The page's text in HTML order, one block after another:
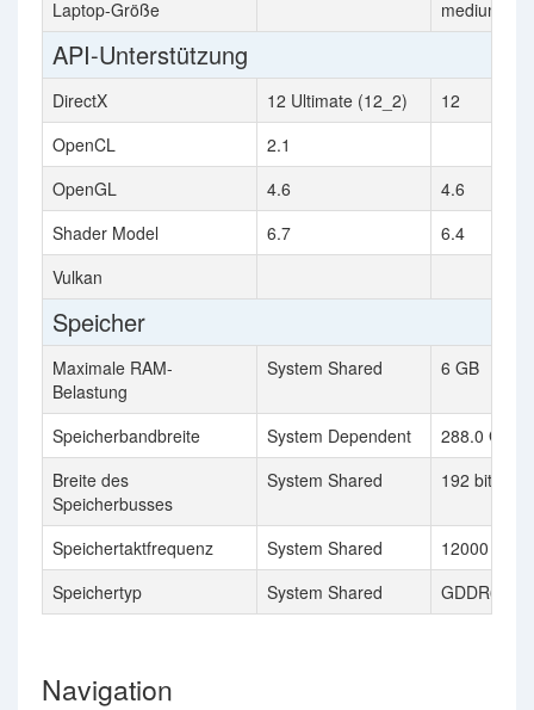
Laptop-Größe medium
API-Unterstützung
DirectX 12 Ultimate (12_2)
12
OpenCL
2.1
OpenGL
4.6
4.6
Shader Model
6.7
6.4
Vulkan
Speicher
Maximale RAM-
Belastung
System Shared 6 GB
Speicherbandbreite System Dependent
288.0 GB/s
Breite des
Speicherbusses
System Shared 192 bit
Speichertaktfrequenz System Shared
12000 MHz
Speichertyp
System Shared GDDR6
Navigation